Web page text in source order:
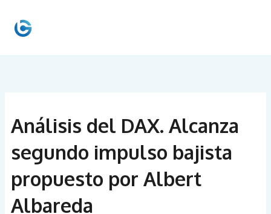
contenido
Análisis del DAX. Alcanza
segundo impulso bajista
propuesto por Albert
Albareda